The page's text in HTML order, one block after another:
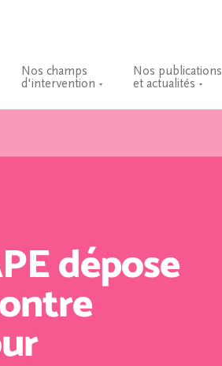
Nos champs
d'intervention
Nos publications
et actualités
dépose